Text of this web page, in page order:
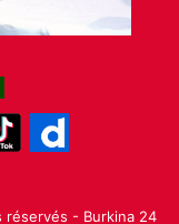
- Burkina 24